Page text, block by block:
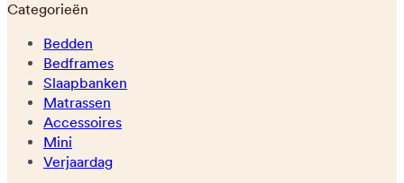
Categorieën
Bedden
Bedframes
Slaapbanken
Matrassen
Accessoires
Mini
Verjaardag